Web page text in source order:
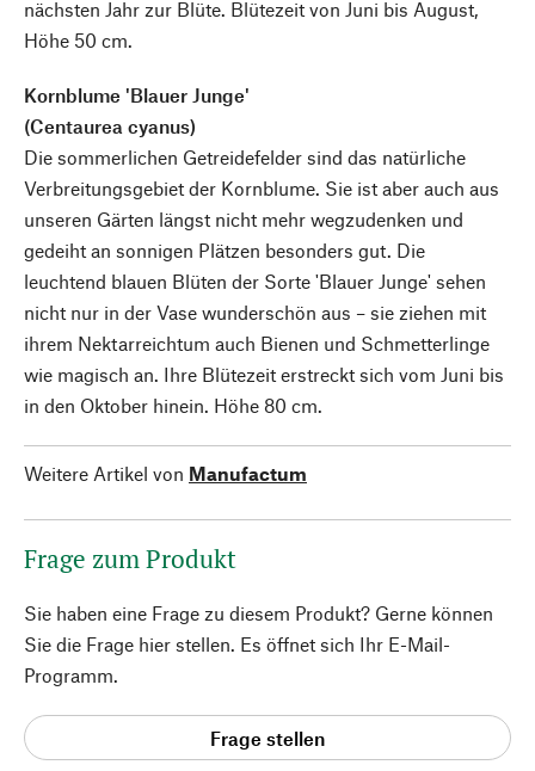
nächsten Jahr zur Blüte. Blütezeit von Juni bis August,
Höhe 50 cm.
Kornblume 'Blauer Junge'
(Centaurea cyanus)
Die sommerlichen Getreidefelder sind das natürliche
Verbreitungsgebiet der Kornblume. Sie ist aber auch aus
unseren Gärten längst nicht mehr wegzudenken und
gedeiht an sonnigen Plätzen besonders gut. Die
leuchtend blauen Blüten der Sorte 'Blauer Junge' sehen
nicht nur in der Vase wunderschön aus – sie ziehen mit
ihrem Nektarreichtum auch Bienen und Schmetterlinge
wie magisch an. Ihre Blütezeit erstreckt sich vom Juni bis
in den Oktober hinein. Höhe 80 cm.
Weitere Artikel von Manufactum
Frage zum Produkt
Sie haben eine Frage zu diesem Produkt? Gerne können
Sie die Frage hier stellen. Es öffnet sich Ihr E-Mail-
Programm.
Frage stellen